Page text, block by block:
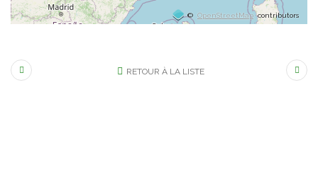
© OpenStreetMap contributors
RETOUR À LA LISTE